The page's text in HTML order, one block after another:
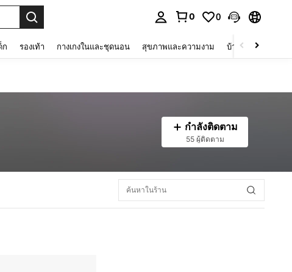
0 0
ก รองเท้า กางเกงในและชุดนอน สุขภาพและความงาม บ้านและที่อยู่อาศัย
กำลังติดตาม
55 ผู้ติดตาม